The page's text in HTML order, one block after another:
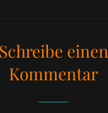
Schreibe einen
Kommentar